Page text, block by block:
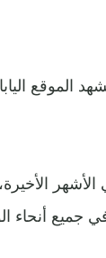
الأشهر
جميع أنحاء